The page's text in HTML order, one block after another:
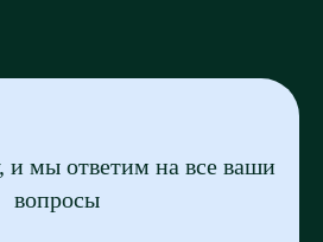
и мы ответим на все ваши
вопросы